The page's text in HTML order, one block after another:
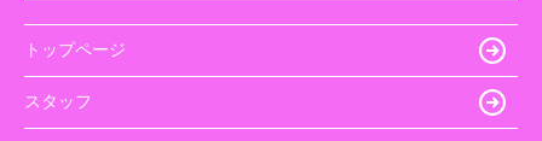
トップページ
スタッフ